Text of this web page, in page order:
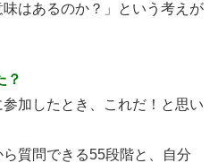
はあるのか？」という考えが
？
加したとき、これだ！と思い
質問できる55段階と、自分